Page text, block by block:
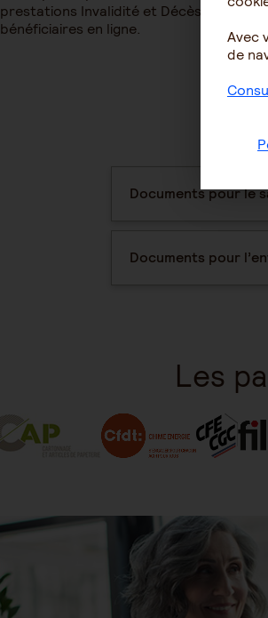
prestations Invalidité et Décès, ainsi que
bénéficiaires en ligne.
Documents pour le
Documents pour
Les
Avec
de